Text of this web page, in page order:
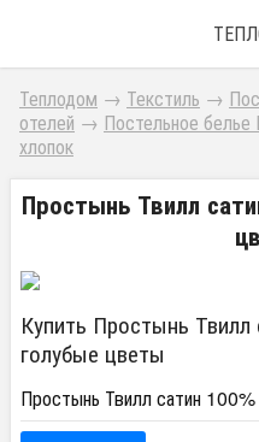
Теплодом → Текстиль →
отелей → Постельное
хлопок
Простынь Твилл
Купить Простынь
голубые цветы
Простынь Твилл сатин 100%